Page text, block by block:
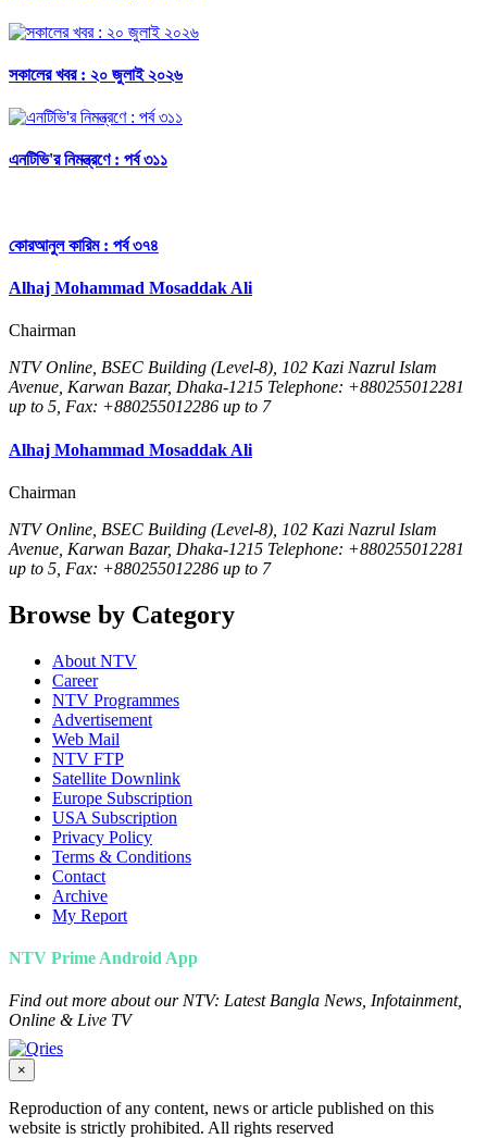
সকালের খবর : ২০ জুলাই ২০২৬
এনটিভি'র নিমন্ত্রণে : পর্ব ৩১১
কোরআনুল কারিম : পর্ব ৩৭৪
Alhaj Mohammad Mosaddak Ali
Chairman
NTV Online, BSEC Building (Level-8), 102 Kazi Nazrul Islam
Avenue, Karwan Bazar, Dhaka-1215 Telephone: +880255012281
up to 5, Fax: +880255012286 up to 7
Alhaj Mohammad Mosaddak Ali
Chairman
NTV Online, BSEC Building (Level-8), 102 Kazi Nazrul Islam
Avenue, Karwan Bazar, Dhaka-1215 Telephone: +880255012281
up to 5, Fax: +880255012286 up to 7
Browse by Category
About NTV
Career
NTV Programmes
Advertisement
Web Mail
NTV FTP
Satellite Downlink
Europe Subscription
USA Subscription
Privacy Policy
Terms & Conditions
Contact
Archive
My Report
NTV Prime Android App
Find out more about our NTV: Latest Bangla News, Infotainment,
Online & Live TV
×
Reproduction of any content, news or article published on this
website is strictly prohibited. All rights reserved